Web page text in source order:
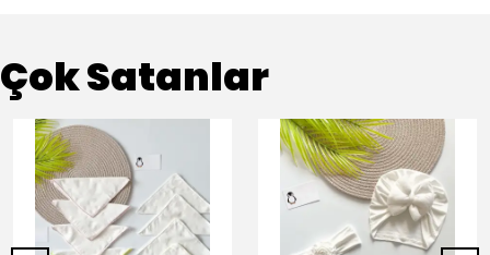
Çok Satanlar